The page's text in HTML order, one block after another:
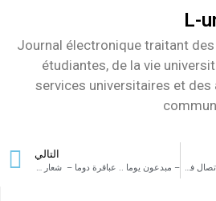
L-
Journal électronique traitant
étudiantes, de la vie
services universitaires et des
كلمة السيد وزير تكنولوجيات الاتصال في افتتاح الصالون الدولي الرقمي BIGTECH
التالي
– مبدعون يوما .. عباقرة دوما – شعار التحدي والنجاح والتميز للبطولة الجهوية للحساب الذهني ببن عروس